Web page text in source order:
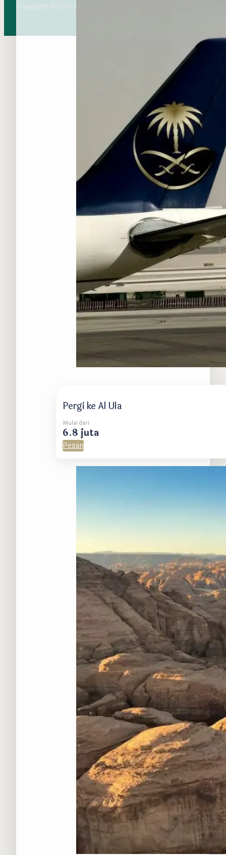
Pergi ke Al Ula
Mulai dari
6.8 juta
Pesan
Copyrights ©2024 All rights reserved. Tikethaji.com